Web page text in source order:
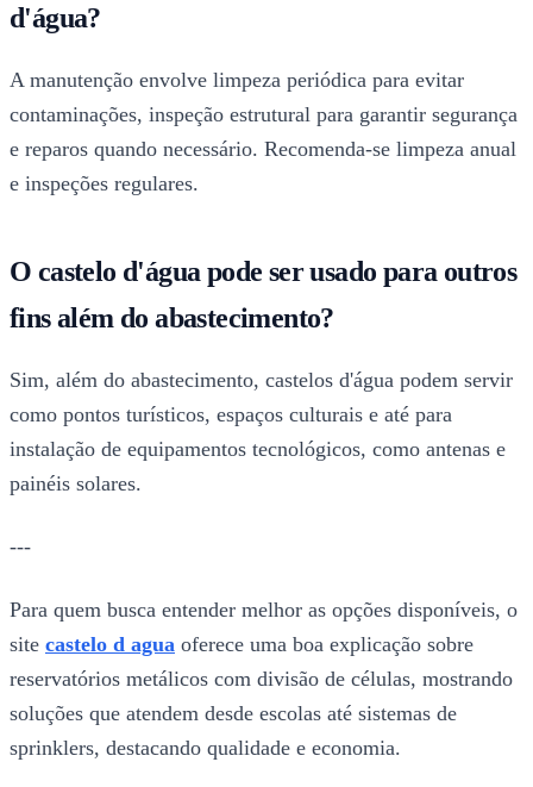
d'água?
A manutenção envolve limpeza periódica para evitar
contaminações, inspeção estrutural para garantir segurança
e reparos quando necessário. Recomenda-se limpeza anual
e inspeções regulares.
O castelo d'água pode ser usado para outros
fins além do abastecimento?
Sim, além do abastecimento, castelos d'água podem servir
como pontos turísticos, espaços culturais e até para
instalação de equipamentos tecnológicos, como antenas e
painéis solares.
---
Para quem busca entender melhor as opções disponíveis, o
site castelo d agua oferece uma boa explicação sobre
reservatórios metálicos com divisão de células, mostrando
soluções que atendem desde escolas até sistemas de
sprinklers, destacando qualidade e economia.